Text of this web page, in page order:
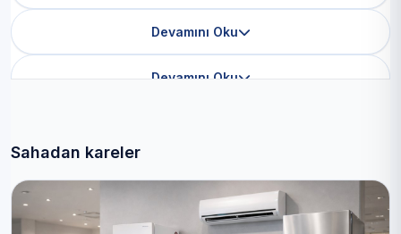
Devamını Oku
Devamını Oku
Sahadan kareler